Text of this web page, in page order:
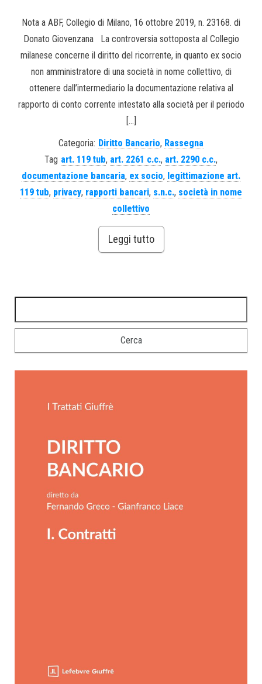
Nota a ABF, Collegio di Milano, 16 ottobre 2019, n. 23168. di
Donato Giovenzana La controversia sottoposta al Collegio
milanese concerne il diritto del ricorrente, in quanto ex socio
non amministratore di una società in nome collettivo, di
ottenere dall’intermediario la documentazione relativa al
rapporto di conto corrente intestato alla società per il periodo
[…]
Categoria: Diritto Bancario, Rassegna
Tag art. 119 tub, art. 2261 c.c., art. 2290 c.c.,
documentazione bancaria, ex socio, legittimazione art.
119 tub, privacy, rapporti bancari, s.n.c., società in nome
collettivo
Leggi tutto